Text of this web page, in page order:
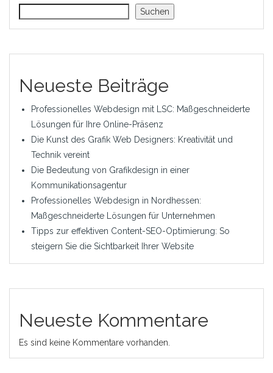
Suchen
Neueste Beiträge
Professionelles Webdesign mit LSC: Maßgeschneiderte
Lösungen für Ihre Online-Präsenz
Die Kunst des Grafik Web Designers: Kreativität und
Technik vereint
Die Bedeutung von Grafikdesign in einer
Kommunikationsagentur
Professionelles Webdesign in Nordhessen:
Maßgeschneiderte Lösungen für Unternehmen
Tipps zur effektiven Content-SEO-Optimierung: So
steigern Sie die Sichtbarkeit Ihrer Website
Neueste Kommentare
Es sind keine Kommentare vorhanden.